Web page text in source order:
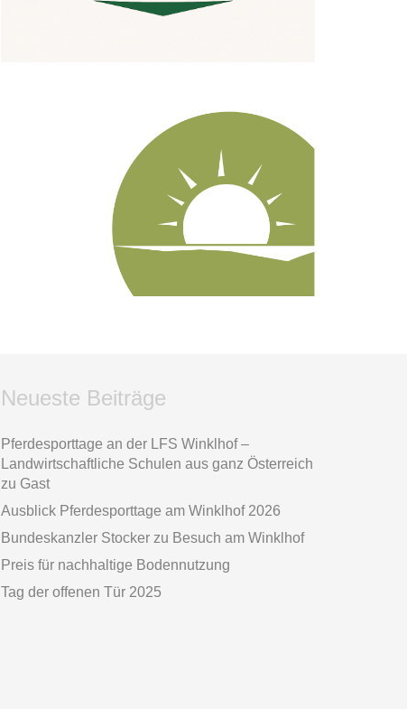
Neueste Beiträge
Pferdesporttage an der LFS Winklhof –
Landwirtschaftliche Schulen aus ganz Österreich
zu Gast
Ausblick Pferdesporttage am Winklhof 2026
Bundeskanzler Stocker zu Besuch am Winklhof
Preis für nachhaltige Bodennutzung
Tag der offenen Tür 2025